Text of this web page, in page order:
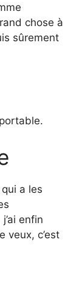
chose à
sûrement
a les
enfin
veux, c’est